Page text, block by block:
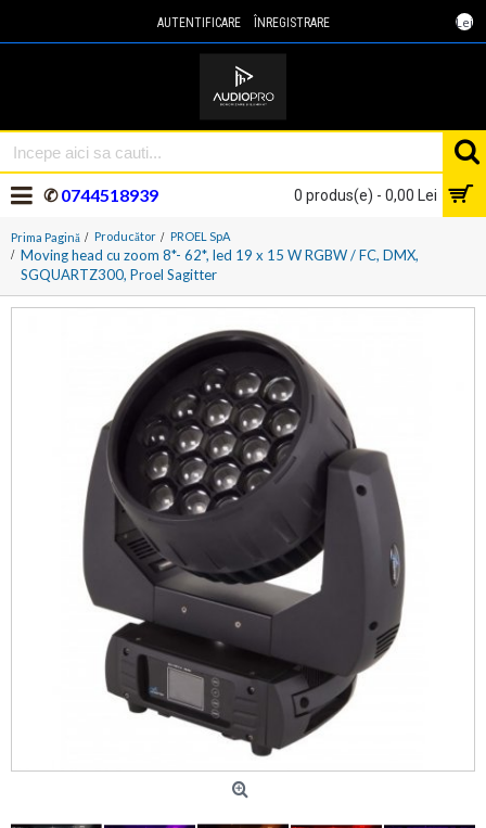
Lei
AUTENTIFICARE ÎNREGISTRARE
0 produs(e) - 0,00 Lei
✆0744518939
Prima Pagină Producător PROEL SpA
Moving head cu zoom 8*- 62*, led 19 x 15 W RGBW / FC, DMX,
SGQUARTZ300, Proel Sagitter